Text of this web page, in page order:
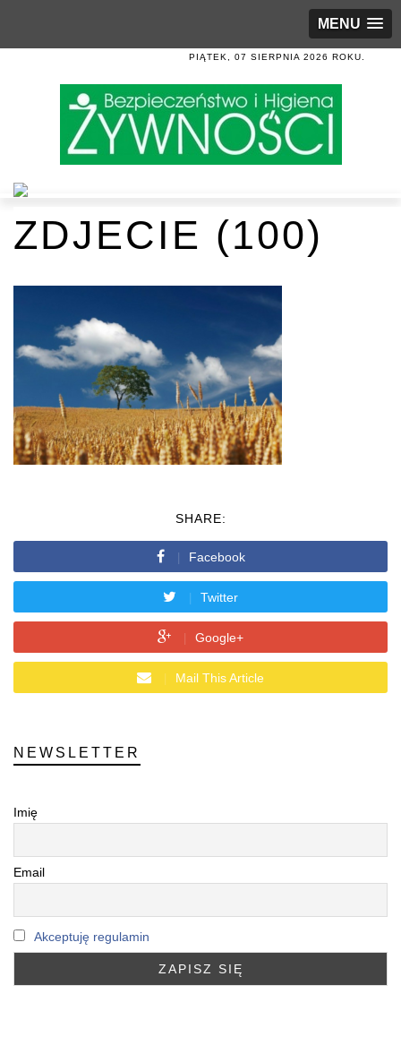
MENU
PIĄTEK, 07 SIERPNIA 2026 ROKU.
ZDJECIE (100)
SHARE:
Facebook
Twitter
Google+
Mail This Article
NEWSLETTER
Imię
Email
Akceptuję regulamin